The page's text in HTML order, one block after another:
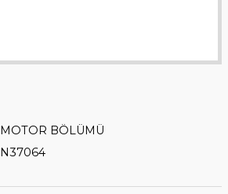
MOTOR BÖLÜMÜ
N37064